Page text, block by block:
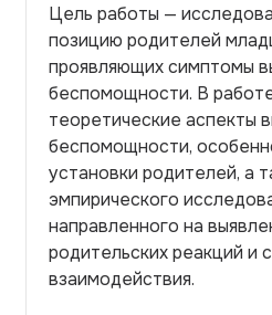
Цель работы —
позицию родителей
проявляющих симптомы
беспомощности. В
теоретические аспекты
беспомощности,
установки родителей, а
эмпирического
направленного на
родительских реакций и
взаимодействия.